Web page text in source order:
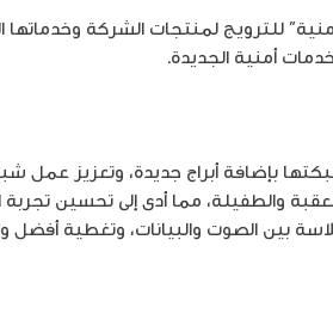
للترويج لمنتجات الشركة
أمنية الجديدة.
بإضافة أبراج جديدة، وتعزيز عمل
والطفيلة، مما أدى إلى تحسين
بين الصوت والبيانات، وتغطية أفضل